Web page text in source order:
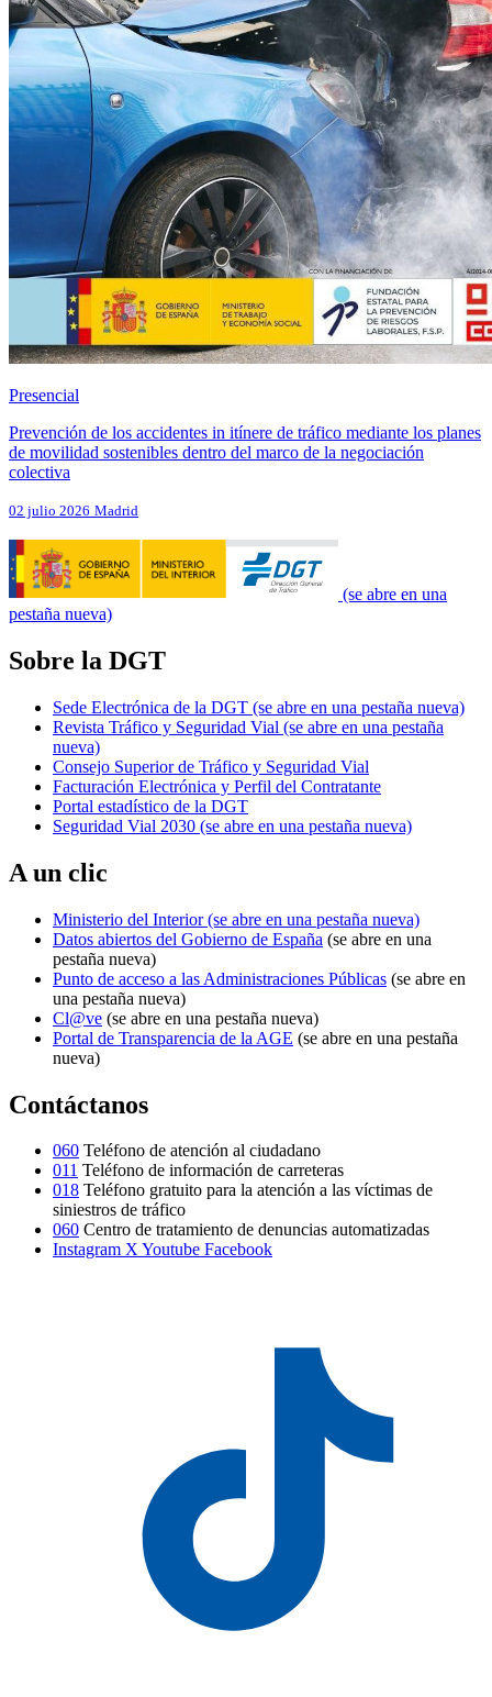
Presencial
Prevención de los accidentes in itínere de tráfico mediante los planes
de movilidad sostenibles dentro del marco de la negociación
colectiva
02 julio 2026 Madrid
(se abre en una
pestaña nueva)
Sobre la DGT
Sede Electrónica de la DGT (se abre en una pestaña nueva)
Revista Tráfico y Seguridad Vial (se abre en una pestaña
nueva)
Consejo Superior de Tráfico y Seguridad Vial
Facturación Electrónica y Perfil del Contratante
Portal estadístico de la DGT
Seguridad Vial 2030 (se abre en una pestaña nueva)
A un clic
Ministerio del Interior(se abre en una pestaña nueva)
Datos abiertos del Gobierno de España (se abre en una
pestaña nueva)
Punto de acceso a las Administraciones Públicas (se abre en
una pestaña nueva)
Cl@ve (se abre en una pestaña nueva)
Portal de Transparencia de la AGE (se abre en una pestaña
nueva)
Contáctanos
060 Teléfono de atención al ciudadano
011 Teléfono de información de carreteras
018 Teléfono gratuito para la atención a las víctimas de
siniestros de tráfico
060 Centro de tratamiento de denuncias automatizadas
Instagram XYoutube Facebook